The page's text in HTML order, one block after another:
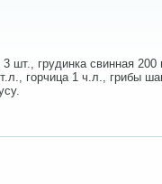
шт., грудинка свинная 200
горчица 1 ч.л., грибы